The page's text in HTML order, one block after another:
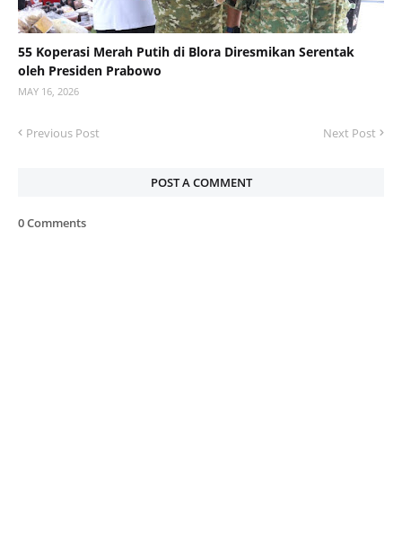
55 Koperasi Merah Putih di Blora Diresmikan Serentak
oleh Presiden Prabowo
MAY 16, 2026
Previous Post Next Post
POST A COMMENT
0 Comments